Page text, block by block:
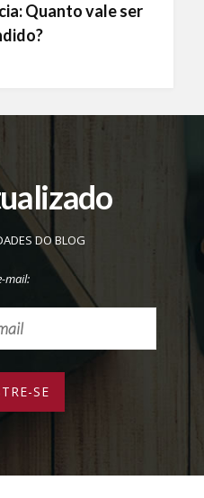
Quanto vale ser
DO BLOG
mail: